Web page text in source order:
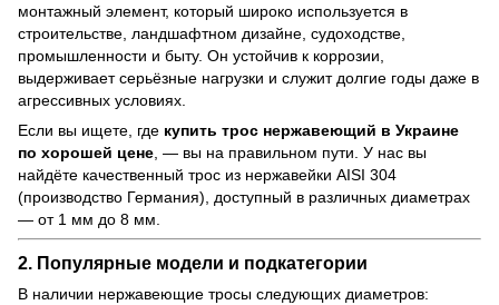
монтажный элемент, который широко используется в
строительстве, ландшафтном дизайне, судоходстве,
промышленности и быту. Он устойчив к коррозии,
выдерживает серьёзные нагрузки и служит долгие годы даже в
агрессивных условиях.
Если вы ищете, где купить трос нержавеющий в Украине
по хорошей цене , — вы на правильном пути. У нас вы
найдёте качественный трос из нержавейки AISI 304
(производство Германия), доступный в различных диаметрах
— от 1 мм до 8 мм.
2. Популярные модели и подкатегории
В наличии нержавеющие тросы следующих диаметров: